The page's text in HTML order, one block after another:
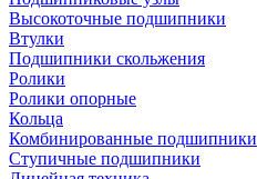
Высокоточные подшипники
Втулки
Подшипники скольжения
Ролики
Ролики опорные
Кольца
Комбинированные подшипники
Ступичные подшипники